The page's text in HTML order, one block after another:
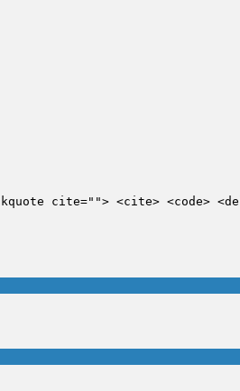
cite=""> <cite> <code> <del